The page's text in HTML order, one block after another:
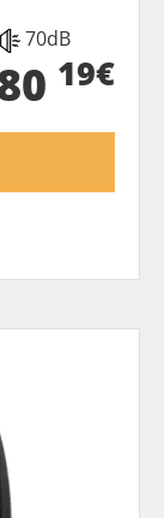
70dB
19€